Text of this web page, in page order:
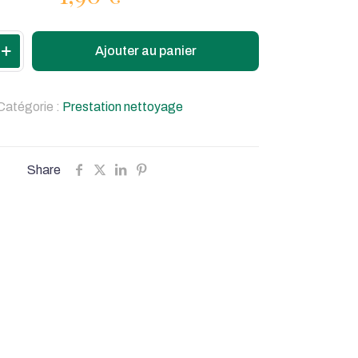
Ajouter au panier
: Prestation nettoyage
Share